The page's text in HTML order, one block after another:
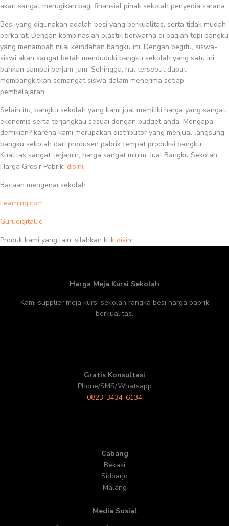
akan sangat merugikan bagi finansial pihak sekolah penyedia sarana.
Besi yang digunakan adalah besi yang berkualitas, serta tidak mudah
berkarat. Dengan kombinasian plastik berwarna di bagian tepi bangku
yang menambah nilai keindahan bangku ini. Dengan begitu, siswa-
siswi akan sangat betah menduduki bangku sekolah yang satu ini
bahkan sampai berjam-jam. Sehingga, hal tersebut dapat
membangkitkan semangat siswa dalam menerima setiap
pembelajaran.
Selain itu, bangku sekolah yang kami jual memiliki harga yang sangat
ekonomis serta terjangkau sesuai dengan budget anda. Mengapa
demikian? karena kami merupakan distributor yang menjual langsung
bangku sekolah dari produsen pabrik tempat produksi bangku.
Kualitas sangat terjamin, harga sangat minim. Jual Bangku Sekolah
Harga Grosir Pabrik, disini.
Bacaan mengenai sekolah :
Learning.com
Gurudigital.id
Produk kami yang lain, silahkan klik disini.
Harga Meja Kursi Sekolah
Kami supplier meja kursi sekolah rangka besi harga pabrik
berkualitas.
Gratis Konsultasi
Phone/SMS/Whatsapp
0823-3434-6134
Cabang
Bekasi
Sidoarjo
Malang
Media Sosial